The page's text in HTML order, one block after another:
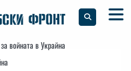
войната в Украйна